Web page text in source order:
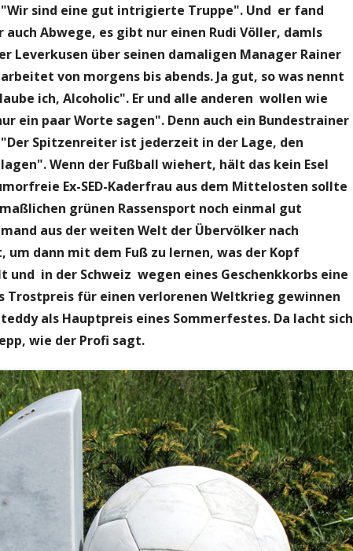
sind eine gut intrigierte Truppe". Und er fand
auch Abwege, es gibt nur einen Rudi Völler, damls
Leverkusen über seinen damaligen Manager Rainer
von morgens bis abends. Ja gut, so was nennt
ich, Alcoholic". Er und alle anderen wollen wie
ein paar Worte sagen". Denn auch ein Bundestrainer
Spitzenreiter ist jederzeit in der Lage, den
Wenn der Fußball wiehert, hält das kein Esel
Ex-SED-Kaderfrau aus dem Mittelosten sollte
grünen Rassensport noch einmal gut
aus der weiten Welt der Übervölker nach
um dann mit dem Fuß zu lernen, was der Kopf
in der Schweiz wegen eines Geschenkkorbs eine
Trostpreis für einen verlorenen Weltkrieg gewinnen
als Hauptpreis eines Sommerfestes. Da lacht sich
wie der Profi sagt.